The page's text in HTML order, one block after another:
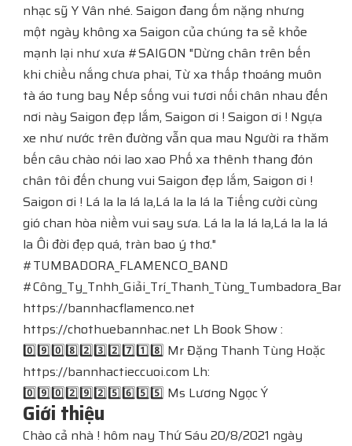
nhạc sỹ Y Vân nhé. Saigon đang ốm nặng nhưng
một ngày không xa Saigon của chúng ta sẻ khỏe
mạnh lại như xưa #SAIGON "Dừng chân trên bến
khi chiều nắng chưa phai, Từ xa thấp thoáng muôn
tà áo tung bay Nếp sống vui tươi nối chân nhau đến
nơi này Saigon đẹp lắm, Saigon ơi ! Saigon ơi ! Ngựa
xe như nước trên đường vẫn qua mau Người ra thăm
bến câu chào nói lao xao Phố xa thênh thang đón
chân tôi đến chung vui Saigon đẹp lắm, Saigon ơi !
Saigon ơi ! Lá la la lá la,Lá la la lá la Tiếng cười cùng
gió chan hòa niềm vui say sưa. Lá la la lá la,Lá la la lá
la Ôi đời đẹp quá, tràn bao ý thơ."
#TUMBADORA_FLAMENCO_BAND​​​​
#Công_Ty_Tnhh_Giải_Trí_Thanh_Tùng_Tumbadora_Band​​​​
https://bannhacflamenco.net​​​​
https://chothuebannhac.net​​​​ Lh Book Show :
0️⃣9️⃣0️⃣8️⃣2️⃣3️⃣2️⃣7️⃣1️⃣8️⃣ Mr Đặng Thanh Tùng Hoặc
https://bannhactieccuoi.com​​​​ Lh:
0️⃣9️⃣0️⃣2️⃣9️⃣2️⃣5️⃣6️⃣5️⃣5️⃣ Ms Lương Ngọc Ý ⁠
Giới thiệu
Chào cả nhà ! hôm nay Thứ Sáu 20/8/2021 ngày